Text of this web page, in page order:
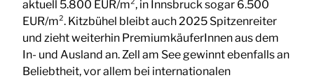
aktuell 5.800 EUR/m², in Innsbruck sogar 6.500
EUR/m². Kitzbühel bleibt auch 2025 Spitzenreiter
und zieht weiterhin PremiumkäuferInnen aus dem
In- und Ausland an. Zell am See gewinnt ebenfalls an
Beliebtheit, vor allem bei internationalen